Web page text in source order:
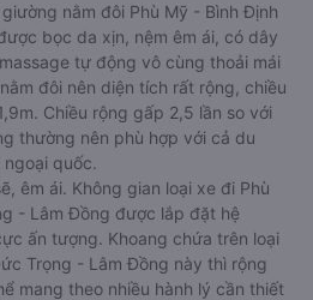
nằm đôi Phù Mỹ - Bình Định
bọc da xịn, nệm êm ái, có dây
tự động vô cùng thoải mái
đôi nên diện tích rất rộng, chiều
Chiều rộng gấp 2,5 lần so với
thường nên phù hợp với cả du
quốc.
êm ái. Không gian loại xe đi Phù
- Lâm Đồng được lắp đặt hệ
ấn tượng. Khoang chứa trên loại
Trọng - Lâm Đồng này thì rộng
mang theo nhiều hành lý cần thiết